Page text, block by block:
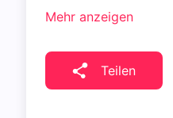
Mehr anzeigen
Teilen